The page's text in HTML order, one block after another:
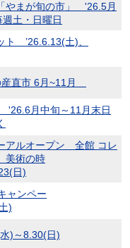
やまが旬の市」 '26.5月
土・日曜日
ト ’26.6.13(土)、
直市 6月~11月
月中旬～11月末日
アルオープン 全館 コレ
美術の時
日)
ャンペー
)
)～8.30(日)